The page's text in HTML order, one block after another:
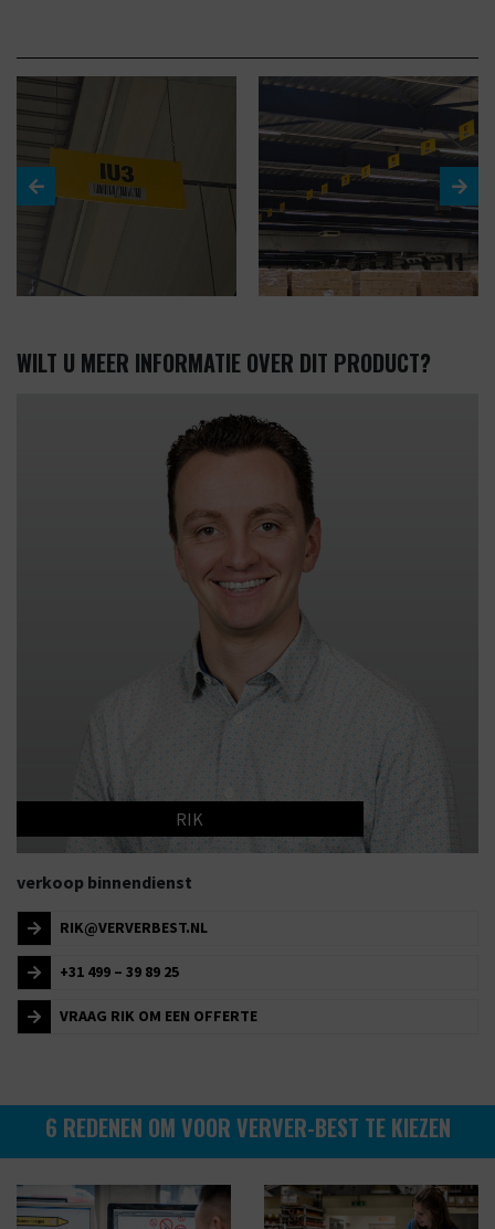
WILT U MEER INFORMATIE OVER DIT PRODUCT?
RIK
verkoop binnendienst
RIK@VERVERBEST.NL
+31 499 – 39 89 25
VRAAG RIK OM EEN OFFERTE
6 REDENEN OM VOOR VERVER-BEST TE KIEZEN